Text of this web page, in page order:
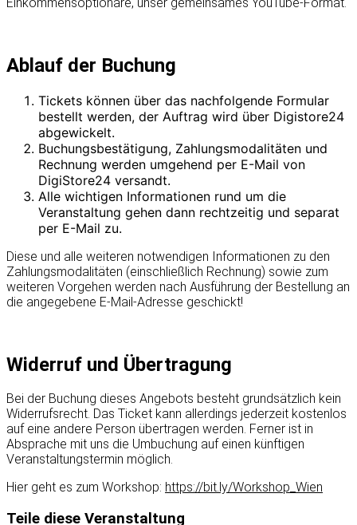
Ablauf der Buchung
Tickets können über das nachfolgende Formular
bestellt werden, der Auftrag wird über Digistore24
abgewickelt.
Buchungsbestätigung, Zahlungsmodalitäten und
Rechnung werden umgehend per E-Mail von
DigiStore24 versandt.
Alle wichtigen Informationen rund um die
Veranstaltung gehen dann rechtzeitig und separat
per E-Mail zu.
Diese und alle weiteren notwendigen Informationen zu den
Zahlungsmodalitäten (einschließlich Rechnung) sowie zum
weiteren Vorgehen werden nach Ausführung der Bestellung an
die angegebene E-Mail-Adresse geschickt!
Widerruf und Übertragung
Bei der Buchung dieses Angebots besteht grundsätzlich kein
Widerrufsrecht. Das Ticket kann allerdings jederzeit kostenlos
auf eine andere Person übertragen werden. Ferner ist in
Absprache mit uns die Umbuchung auf einen künftigen
Veranstaltungstermin möglich.
Hier geht es zum Workshop: https://bit.ly/Workshop_Wien
Teile diese Veranstaltung